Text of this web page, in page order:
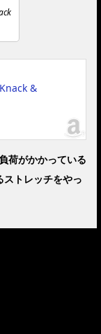
&
荷がかかっている
ストレッチをやっ